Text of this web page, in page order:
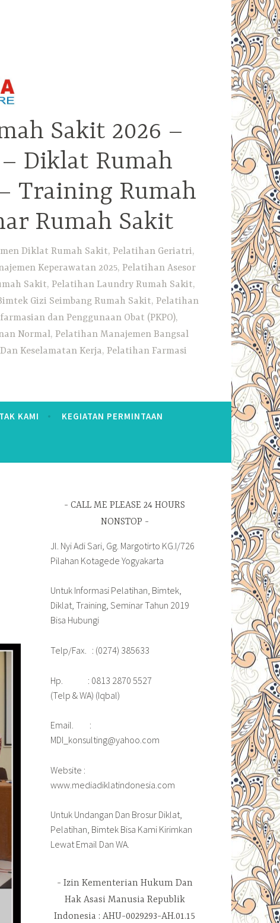
Sakit 2026 –
Diklat Rumah
Training Rumah
Rumah Sakit
Diklat Rumah Sakit, Pelatihan Geriatri,
Keperawatan 2025, Pelatihan Asesor
Sakit, Pelatihan Laundry Rumah Sakit,
Gizi Seimbang Rumah Sakit, Pelatihan
dan Penggunaan Obat (PKPO),
Normal, Pelatihan Manajemen Bangsal
Keselamatan Kerja, Pelatihan Farmasi
KAMI KEGIATAN PERMINTAAN
CALL ME PLEASE 24 HOURS
NONSTOP
Jl. Nyi Adi Sari, Gg. Margotirto KG.I/726
Pilahan Kotagede Yogyakarta
Untuk Informasi Pelatihan, Bimtek,
Diklat, Training, Seminar Tahun 2019
Bisa Hubungi
Telp/Fax. : (0274) 385633
Hp. : 0813 2870 5527
(Telp & WA) (Iqbal)
Email. :
MDI_konsulting@yahoo.com
Website :
www.mediadiklatindonesia.com
Untuk Undangan Dan Brosur Diklat,
Pelatihan, Bimtek Bisa Kami Kirimkan
Lewat Email Dan WA.
Izin Kementerian Hukum Dan
Hak Asasi Manusia Republik
Indonesia : AHU-0029293-AH.01.15